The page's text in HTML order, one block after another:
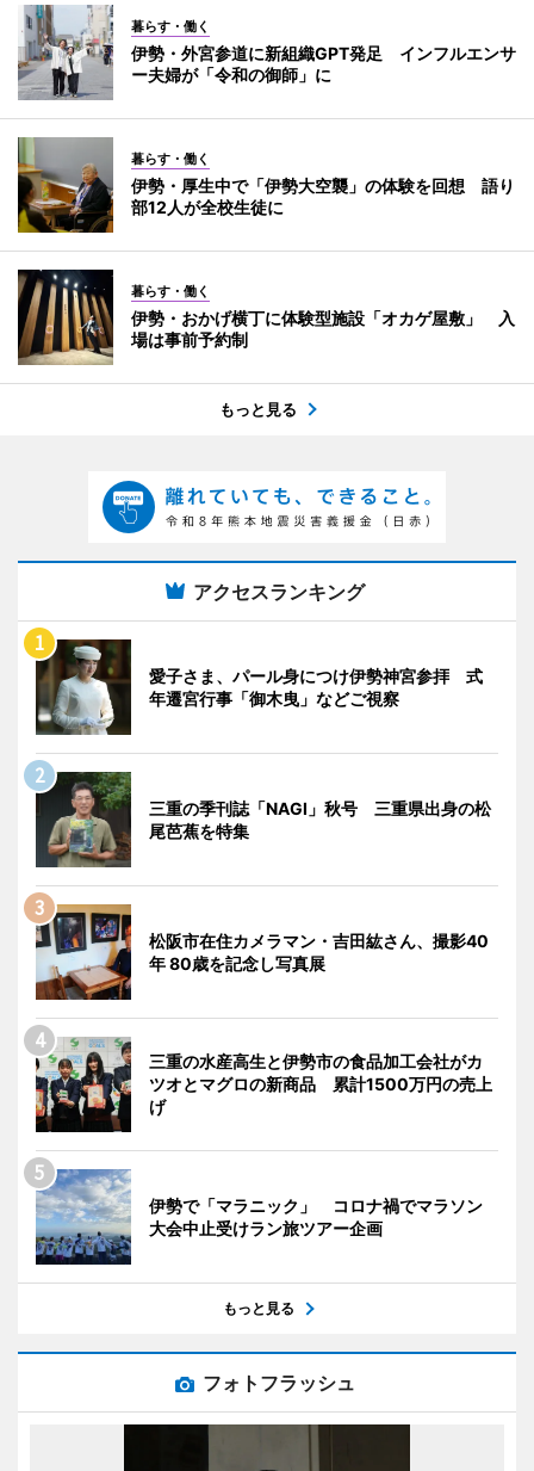
暮らす・働く
伊勢・外宮参道に新組織GPT発足 インフルエンサ
ー夫婦が「令和の御師」に
暮らす・働く
伊勢・厚生中で「伊勢大空襲」の体験を回想 語り
部12人が全校生徒に
暮らす・働く
伊勢・おかげ横丁に体験型施設「オカゲ屋敷」 入
場は事前予約制
もっと見る
アクセスランキング
愛子さま、パール身につけ伊勢神宮参拝 式
年遷宮行事「御木曳」などご視察
三重の季刊誌「NAGI」秋号 三重県出身の松
尾芭蕉を特集
松阪市在住カメラマン・吉田紘さん、撮影40
年 80歳を記念し写真展
三重の水産高生と伊勢市の食品加工会社がカ
ツオとマグロの新商品 累計1500万円の売上
げ
伊勢で「マラニック」 コロナ禍でマラソン
大会中止受けラン旅ツアー企画
もっと見る
フォトフラッシュ